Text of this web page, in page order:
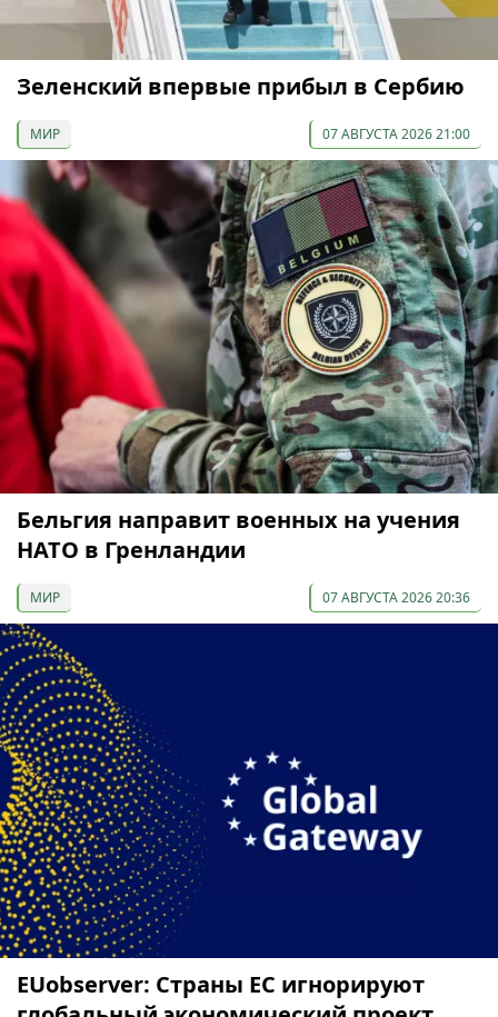
Зеленский впервые прибыл в Сербию
МИР 07 АВГУСТА 2026 21:00
Бельгия направит военных на учения
НАТО в Гренландии
МИР 07 АВГУСТА 2026 20:36
EUobserver: Страны ЕС игнорируют